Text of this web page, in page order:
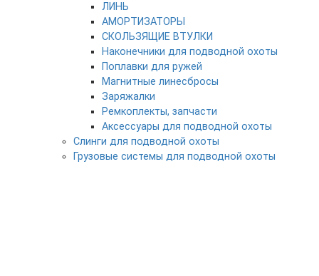
ЛИНЬ
АМОРТИЗАТОРЫ
СКОЛЬЗЯЩИЕ ВТУЛКИ
Наконечники для подводной охоты
Поплавки для ружей
Магнитные линесбросы
Заряжалки
Ремкоплекты, запчасти
Аксессуары для подводной охоты
Слинги для подводной охоты
Грузовые системы для подводной охоты